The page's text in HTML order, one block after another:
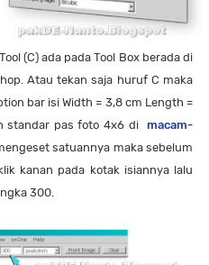
(C) ada pada Tool Box berada di
Atau tekan saja huruf C maka
bar isi Width = 3,8 cm Length =
standar pas foto 4x6 di macam-
satuannya maka sebelum
kanan pada kotak isiannya lalu
isilah angka 300.